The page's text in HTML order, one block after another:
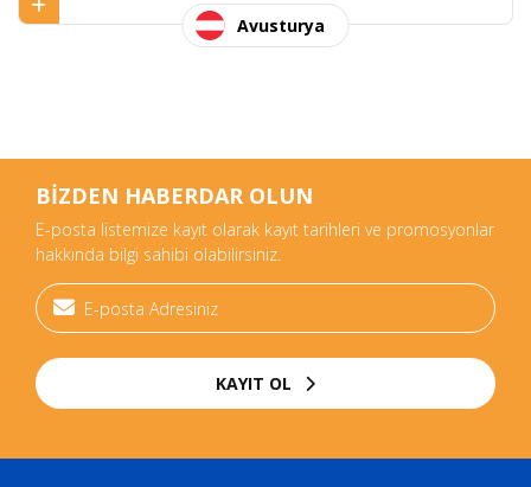
Avusturya
BİZDEN HABERDAR OLUN
E-posta listemize kayıt olarak kayıt tarihleri ve promosyonlar
hakkında bilgi sahibi olabilirsiniz.
KAYIT OL